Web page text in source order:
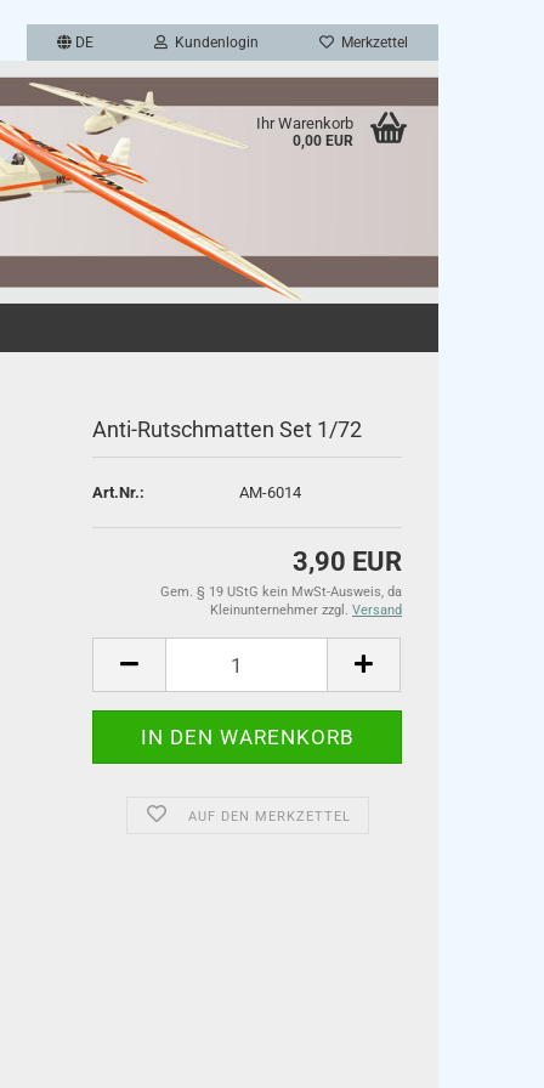
DE Kundenlogin Merkzettel
Ihr Warenkorb
0,00 EUR
Anti-Rutschmatten Set 1/72
Art.Nr.: AM-6014
3,90 EUR
Gem. § 19 UStG kein MwSt-Ausweis, da
Kleinunternehmer zzgl. Versand
AUF DEN MERKZETTEL